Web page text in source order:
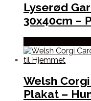
Lyserød
30x40cm –
Welsh
Plakat –